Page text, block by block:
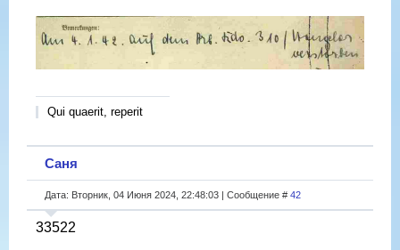
Qui quaerit, reperit
Саня
Дата: Вторник, 04 Июня 2024, 22:48:03 | Сообщение # 42
33522